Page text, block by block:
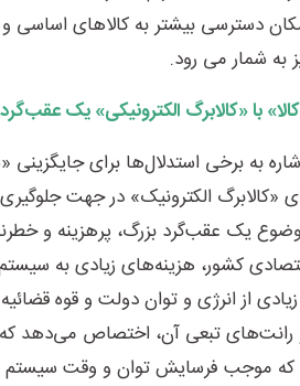
دسترسی بیشتر به کالاهای اساسی و
به شمار می رود.
با «کالابرگ الکترونیکی» یک
به برخی‌ استدلال‌ها برای جایگزینی
«کالابرگ الکترونیک» در جهت
یک عقب‌گرد بزرگ، پرهزینه و
کشور، هزینه‌های زیادی به
از انرژی و توان دولت و قوه
و رانت‌های تبعی آن، اختصاص می‌دهد که
که موجب فرسایش توان و وقت